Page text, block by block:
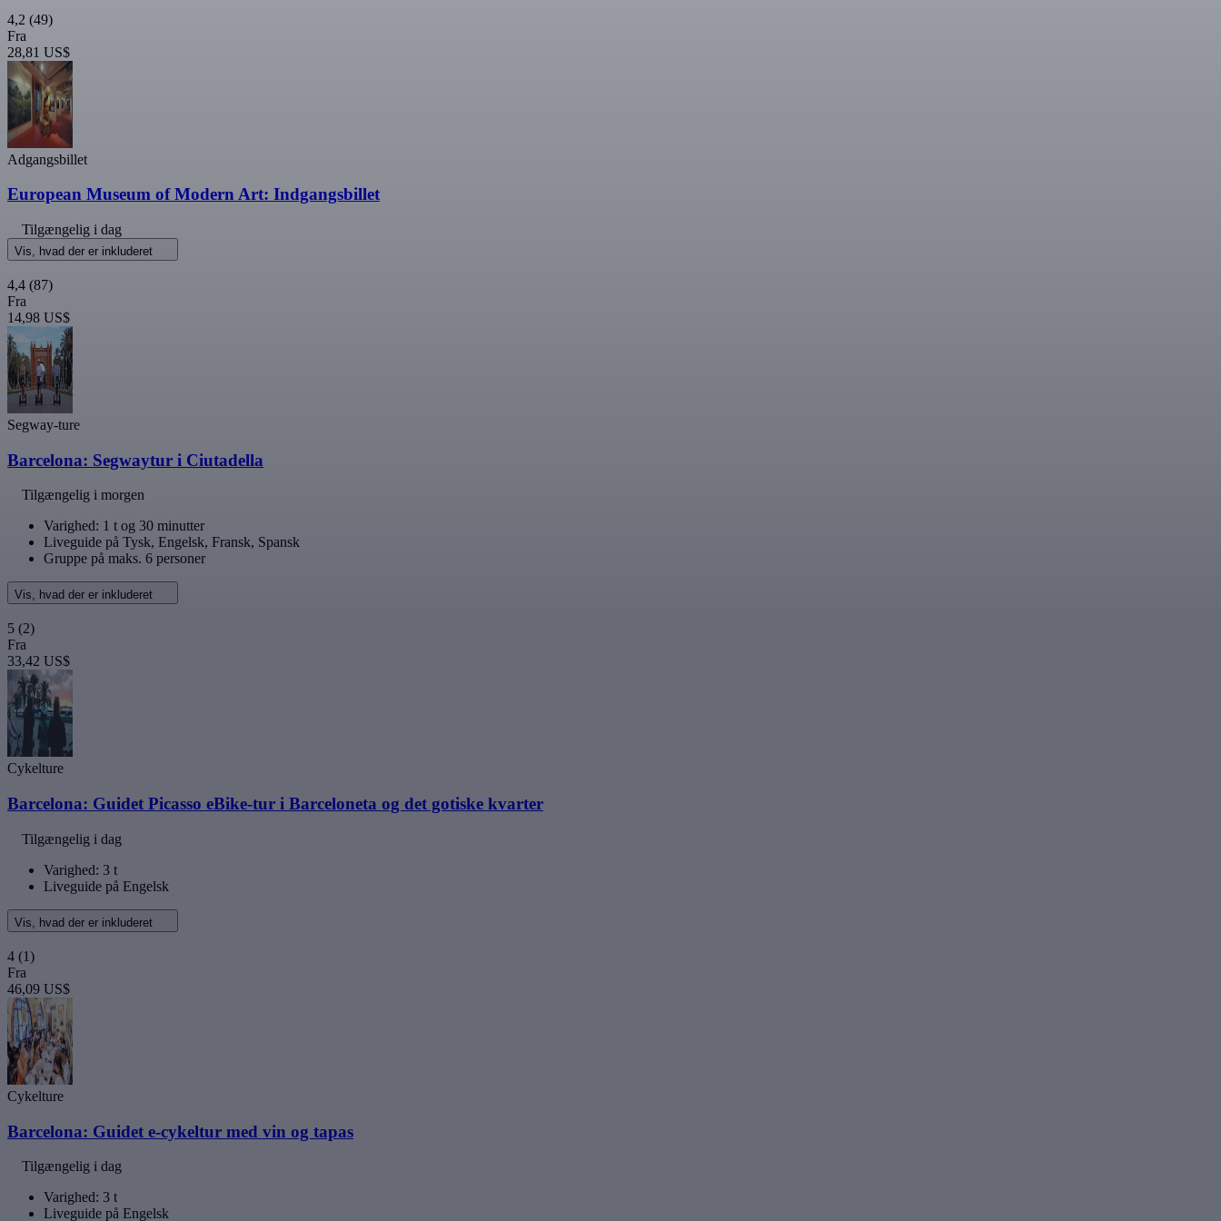
4,2 (49)
Fra
28,81 US$
Adgangsbillet
European Museum of Modern Art: Indgangsbillet
Tilgængelig i dag
Vis, hvad der er inkluderet
4,4 (87)
Fra
14,98 US$
Segway-ture
Barcelona: Segwaytur i Ciutadella
Tilgængelig i morgen
Varighed: 1 t og 30 minutter
Liveguide på Tysk, Engelsk, Fransk, Spansk
Gruppe på maks. 6 personer
Vis, hvad der er inkluderet
5 (2)
Fra
33,42 US$
Cykelture
Barcelona: Guidet Picasso eBike-tur i Barceloneta og det gotiske kvarter
Tilgængelig i dag
Varighed: 3 t
Liveguide på Engelsk
Vis, hvad der er inkluderet
4 (1)
Fra
46,09 US$
Cykelture
Barcelona: Guidet e-cykeltur med vin og tapas
Tilgængelig i dag
Varighed: 3 t
Liveguide på Engelsk